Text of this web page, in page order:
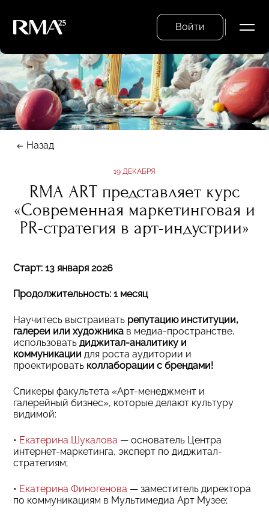
Войти
Назад
19 ДЕКАБРЯ
RMA ART представляет курс
«Современная маркетинговая и
PR-стратегия в арт-индустрии»
Старт: 13 января 2026
Продолжительность: 1 месяц
Научитесь выстраивать репутацию институции,
галереи или художника в медиа-пространстве,
использовать диджитал-аналитику и
коммуникации для роста аудитории и
проектировать коллаборации с брендами!
Спикеры факультета «Арт-менеджмент и
галерейный бизнес», которые делают культуру
видимой:
• Екатерина Шукалова — основатель Центра
интернет-маркетинга, эксперт по диджитал-
стратегиям;
• Екатерина Финогенова — заместитель директора
по коммуникациям в Мультимедиа Арт Музее;